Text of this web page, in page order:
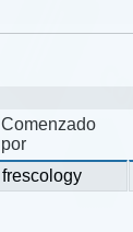
Comenzado
por
frescology